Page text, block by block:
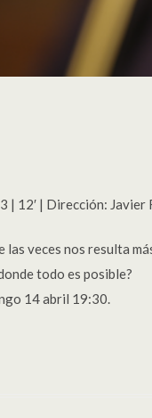
| 12′ | Dirección:
las veces nos resulta
todo es posible?
14 abril 19:30.